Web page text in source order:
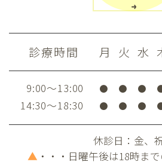
診療時間 月 火 水
9:00～13:00 ● ● ●
14:30～18:30 ● ● ●
休診日：金、
▲ ・・・日曜午後は18時ま